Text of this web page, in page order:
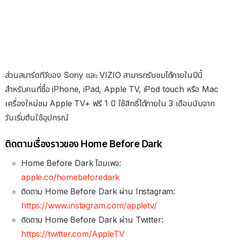
ส่วนสมาร์ตทีวีของ Sony และ VIZIO สามารถรับชมได้ภายในปีนี้
สำหรับคนที่ซื้อ iPhone, iPad, Apple TV, iPod touch หรือ Mac
เครื่องใหม่ชม Apple TV+ ฟรี 1 ปี ใช้สิทธิ์ได้ภายใน 3 เดือนนับจาก
วันเริ่มต้นใช้อุปกรณ์
ติดตามเรื่องราวของ Home Before Dark
Home Before Dark โฮมเพจ:
apple.co/homebeforedark
ติดตาม Home Before Dark ผ่าน Instagram:
https://www.instagram.com/appletv/
ติดตาม Home Before Dark ผ่าน Twitter:
https://twitter.com/AppleTV